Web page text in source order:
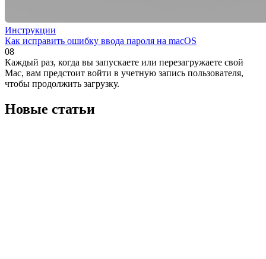
Инструкции
Как исправить ошибку ввода пароля на macOS
08
Каждый раз, когда вы запускаете или перезагружаете свой
Mac, вам предстоит войти в учетную запись пользователя,
чтобы продолжить загрузку.
Новые статьи